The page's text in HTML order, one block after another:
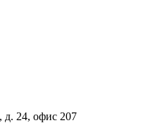
д. 24, офис 207